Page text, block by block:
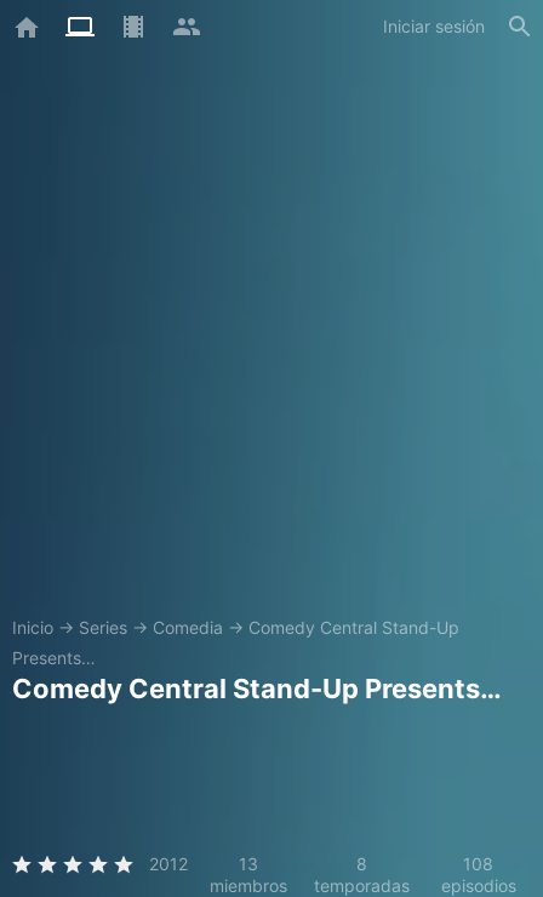
Iniciar sesión
Inicio → Series → Comedia → Comedy Central Stand-Up
Presents…
Comedy Central Stand-Up Presents…
2012
13
miembros
8
temporadas
108
episodios